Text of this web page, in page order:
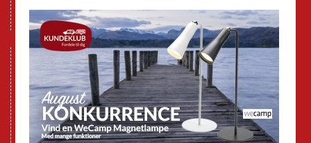
GPDR - Optagelse af foto og video
Nye Campingvogne
Nye Autocampere og Vans
Brugte Campingvogne
Brugte Autocampere og Vans
Webshop